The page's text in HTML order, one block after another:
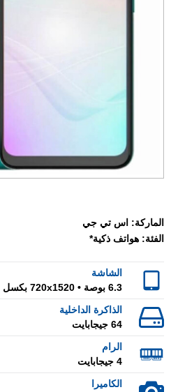
الماركة: اس تي جي
الفئة: هواتف ذكية*
الشاشة
6.3 بوصة • 720x1520 بكسل
الذاكرة الداخلية
64 جيجابايت
الرام
4 جيجابايت
الكاميرا